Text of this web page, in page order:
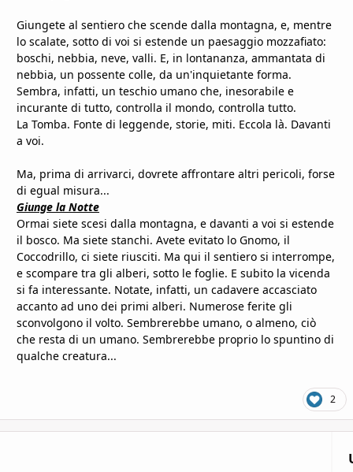
Giungete al sentiero che scende dalla montagna, e, mentre
lo scalate, sotto di voi si estende un paesaggio mozzafiato:
boschi, nebbia, neve, valli. E, in lontananza, ammantata di
nebbia, un possente colle, da un'inquietante forma.
Sembra, infatti, un teschio umano che, inesorabile e
incurante di tutto, controlla il mondo, controlla tutto.
La Tomba. Fonte di leggende, storie, miti. Eccola là. Davanti
a voi.
Ma, prima di arrivarci, dovrete affrontare altri pericoli, forse
di egual misura...
Giunge la Notte
Ormai siete scesi dalla montagna, e davanti a voi si estende
il bosco. Ma siete stanchi. Avete evitato lo Gnomo, il
Coccodrillo, ci siete riusciti. Ma qui il sentiero si interrompe,
e scompare tra gli alberi, sotto le foglie. E subito la vicenda
si fa interessante. Notate, infatti, un cadavere accasciato
accanto ad uno dei primi alberi. Numerose ferite gli
sconvolgono il volto. Sembrerebbe umano, o almeno, ciò
che resta di un umano. Sembrerebbe proprio lo spuntino di
qualche creatura...
2